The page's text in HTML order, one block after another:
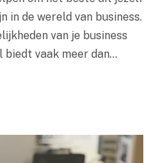
in de wereld van business.
van je business
biedt vaak meer dan…